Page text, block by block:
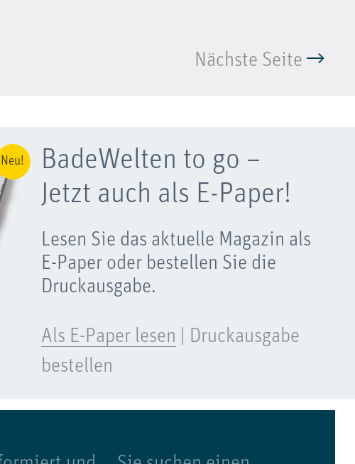
Nächste Seite
Neu!
BadeWelten to go –
Jetzt auch als E-Paper!
Lesen Sie das aktuelle Magazin als
E-Paper oder bestellen Sie die
Druckausgabe.
Als E-Paper lesen
Druckausgabe
bestellen